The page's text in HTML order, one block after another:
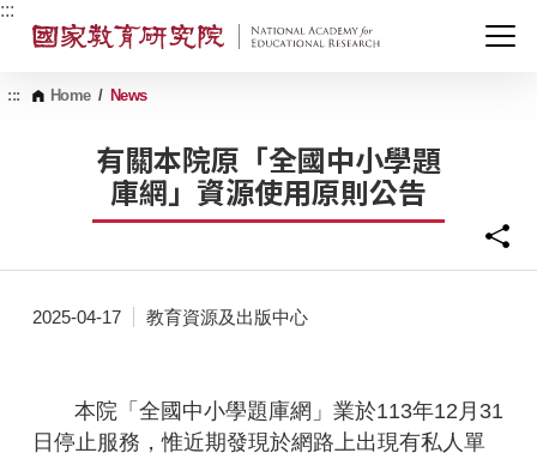
G
C
r
:::
::: Home / News
有關本院原「全國中小學題
庫網」資源使用原則公告
2025-04-17 教育資源及出版中心
本院「全國中小學題庫網」業於113年12月31
日停止服務，惟近期發現於網路上出現有私人單